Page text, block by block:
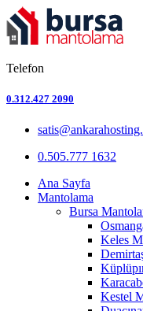
Telefon
0.312.427 2090
0.505.777 1632
Ana Sayfa
Mantolama
Bursa
Keles
Kestel